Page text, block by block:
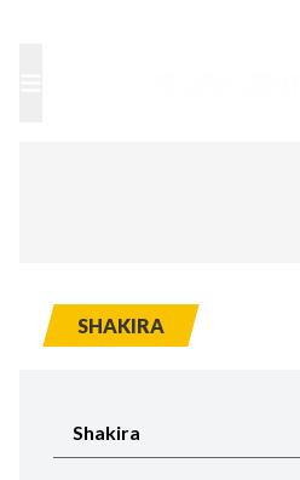
SHAKIRA